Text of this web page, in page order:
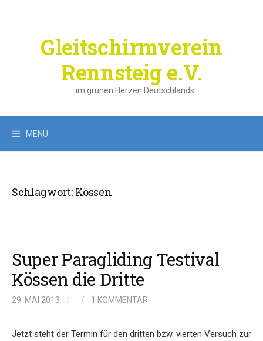
Gleitschirmverein
Rennsteig e.V.
… im grünen Herzen Deutschlands
MENÜ
Schlagwort: Kössen
Super Paragliding Testival
Kössen die Dritte
29. MAI 2013 / / 1 KOMMENTAR
Jetzt steht der Termin für den dritten bzw. vierten Versuch zur